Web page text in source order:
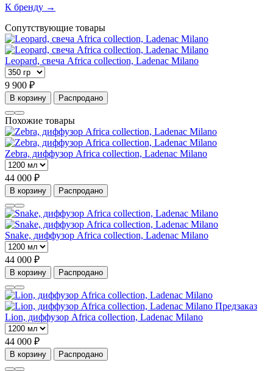
К бренду →
Сопутствующие товары
Leopard, свеча Africa collection, Ladenac Milano
9 900 ₽
В корзину Распродано
Похожие товары
Zebra, диффузор Africa collection, Ladenac Milano
44 000 ₽
В корзину Распродано
Snake, диффузор Africa collection, Ladenac Milano
44 000 ₽
В корзину Распродано
Предзаказ
Lion, диффузор Africa collection, Ladenac Milano
44 000 ₽
В корзину Распродано